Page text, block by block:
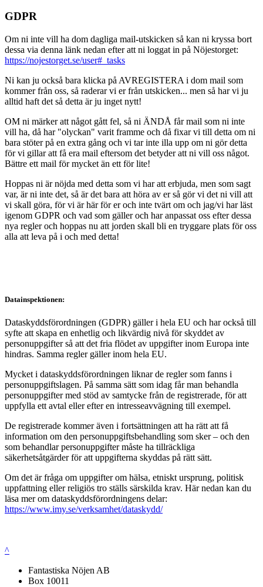
GDPR
Om ni inte vill ha dom dagliga mail-utskicken så kan ni kryssa bort
dessa via denna länk nedan efter att ni loggat in på Nöjestorget:
https://nojestorget.se/user#_tasks
Ni kan ju också bara klicka på AVREGISTERA i dom mail som
kommer från oss, så raderar vi er från utskicken... men så har vi ju
alltid haft det så detta är ju inget nytt!
OM ni märker att något gått fel, så ni ÄNDÅ får mail som ni inte
vill ha, då har "olyckan" varit framme och då fixar vi till detta om ni
bara stöter på en extra gång och vi tar inte illa upp om ni gör detta
för vi gillar att få era mail eftersom det betyder att ni vill oss något.
Bättre ett mail för mycket än ett för lite!
Hoppas ni är nöjda med detta som vi har att erbjuda, men som sagt
var, är ni inte det, så är det bara att höra av er så gör vi det ni vill att
vi skall göra, för vi är här för er och inte tvärt om och jag/vi har läst
igenom GDPR och vad som gäller och har anpassat oss efter dessa
nya regler och hoppas nu att jorden skall bli en tryggare plats för oss
alla att leva på i och med detta!
Datainspektionen:
Dataskyddsförordningen (GDPR) gäller i hela EU och har också till
syfte att skapa en enhetlig och likvärdig nivå för skyddet av
personuppgifter så att det fria flödet av uppgifter inom Europa inte
hindras. Samma regler gäller inom hela EU.
Mycket i dataskyddsförordningen liknar de regler som fanns i
personuppgiftslagen. På samma sätt som idag får man behandla
personuppgifter med stöd av samtycke från de registrerade, för att
uppfylla ett avtal eller efter en intresseavvägning till exempel.
De registrerade kommer även i fortsättningen att ha rätt att få
information om den personuppgiftsbehandling som sker – och den
som behandlar personuppgifter måste ha tillräckliga
säkerhetsåtgärder för att uppgifterna skyddas på rätt sätt.
Om det är fråga om uppgifter om hälsa, etniskt ursprung, politisk
uppfattning eller religiös tro ställs särskilda krav. Här nedan kan du
läsa mer om dataskyddsförordningens delar:
https://www.imy.se/verksamhet/dataskydd/
^
Fantastiska Nöjen AB
Box 10011